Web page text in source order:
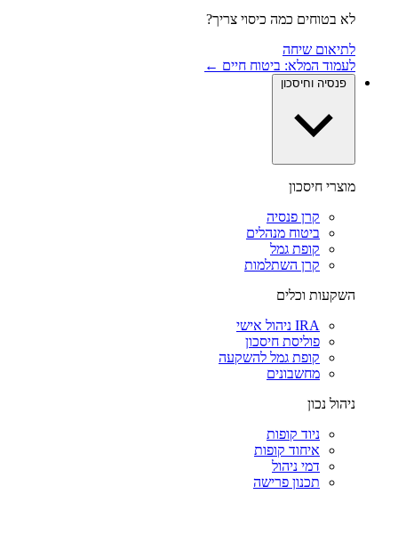
לא בטוחים כמה כיסוי צריך?
לתיאום שיחה
לעמוד המלא: ביטוח חיים ←
פנסיה וחיסכון
מוצרי חיסכון
קרן פנסיה
ביטוח מנהלים
קופת גמל
קרן השתלמות
השקעות וכלים
IRA ניהול אישי
פוליסת חיסכון
קופת גמל להשקעה
מחשבונים
ניהול נכון
ניוד קופות
איחוד קופות
דמי ניהול
תכנון פרישה